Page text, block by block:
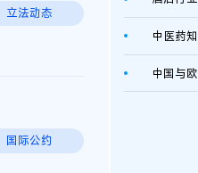
立法动态
国际公约
中医药
中国与